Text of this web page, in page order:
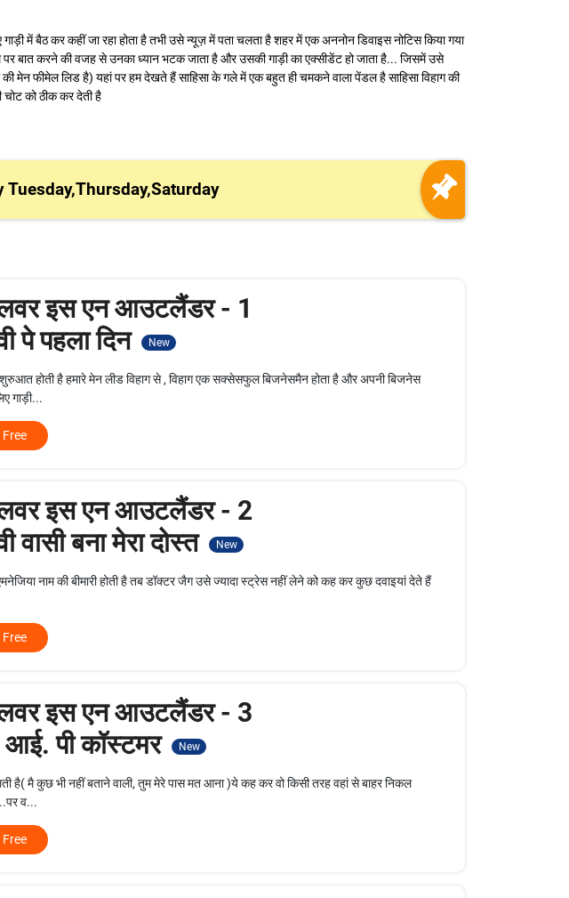
में बैठ कर कहीं जा रहा होता है तभी उसे न्यूज़ में पता चलता है शहर में एक अननोन डिवाइस नोटिस किया गया
बात करने की वजह से उनका ध्यान भटक जाता है और उसकी गाड़ी का एक्सीडेंट हो जाता है... जिसमें उसे
मेन फीमेल लिड है) यहां पर हम देखते हैं साहिसा के गले में एक बहुत ही चमकने वाला पेंडल है साहिसा विहाग की
को ठीक कर देती है
Tuesday,Thursday,Saturday
इस एन आउटलैंडर - 1
पे पहला दिन
New
शुरुआत होती है हमारे मेन लीड विहाग से , विहाग एक सक्सेसफुल बिजनेसमैन होता है और अपनी बिजनेस
गाड़ी...
Free
इस एन आउटलैंडर - 2
वासी बना मेरा दोस्त
New
नाम की बीमारी होती है तब डॉक्टर जैग उसे ज्यादा स्ट्रेस नहीं लेने को कह कर कुछ दवाइयां देते हैं
Free
इस एन आउटलैंडर - 3
आई. पी कॉस्टमर
New
है( मै कुछ भी नहीं बताने वाली, तुम मेरे पास मत आना )ये कह कर वो किसी तरह वहां से बाहर निकल
व...
Free